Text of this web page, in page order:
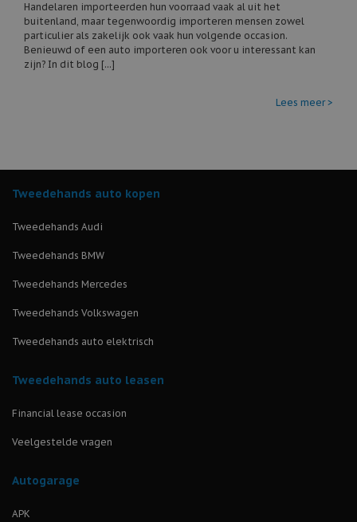
Handelaren importeerden hun voorraad vaak al uit het
buitenland, maar tegenwoordig importeren mensen zowel
particulier als zakelijk ook vaak hun volgende occasion.
Benieuwd of een auto importeren ook voor u interessant kan
zijn? In dit blog [...]
Lees meer >
Tweedehands auto kopen
Tweedehands Audi
Tweedehands BMW
Tweedehands Mercedes
Tweedehands Volkswagen
Tweedehands auto elektrisch
Tweedehands auto leasen
Financial lease occasion
Veelgestelde vragen
Autogarage
APK